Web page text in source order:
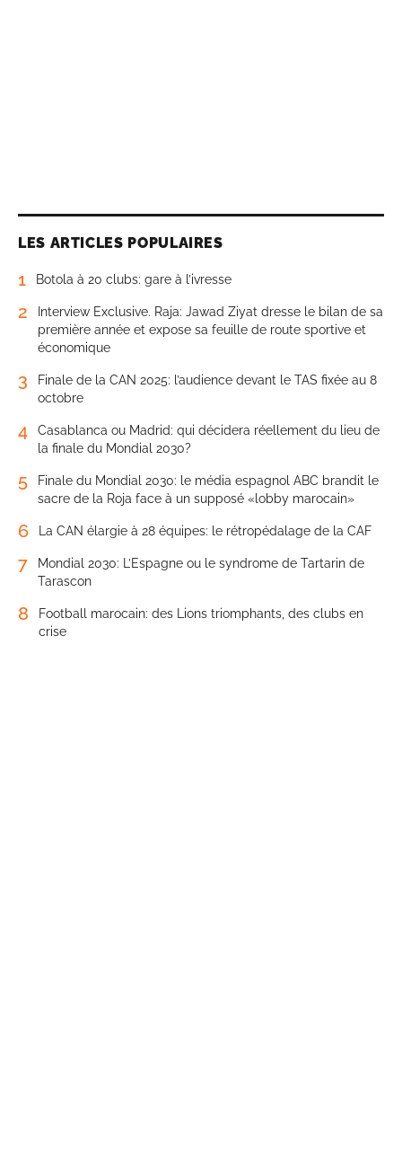
LES ARTICLES POPULAIRES
1 Botola à 20 clubs: gare à l’ivresse
2
Interview Exclusive. Raja: Jawad Ziyat dresse le bilan de sa
première année et expose sa feuille de route sportive et
économique
3
Finale de la CAN 2025: l’audience devant le TAS fixée au 8
octobre
4
Casablanca ou Madrid: qui décidera réellement du lieu de
la finale du Mondial 2030?
5
Finale du Mondial 2030: le média espagnol ABC brandit le
sacre de la Roja face à un supposé «lobby marocain»
6 La CAN élargie à 28 équipes: le rétropédalage de la CAF
7
Mondial 2030: L’Espagne ou le syndrome de Tartarin de
Tarascon
8
Football marocain: des Lions triomphants, des clubs en
crise